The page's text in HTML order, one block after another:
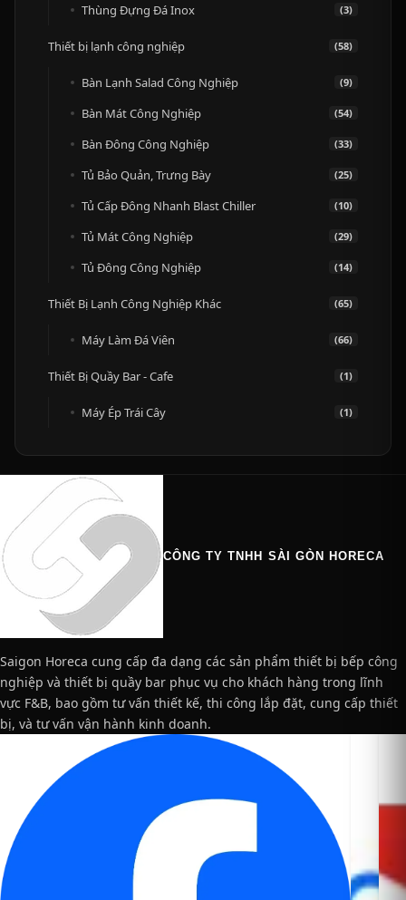
Thùng Đựng Đá Inox (3)
Thiết bị lạnh công nghiệp (58)
Bàn Lạnh Salad Công Nghiệp (9)
Bàn Mát Công Nghiệp (54)
Bàn Đông Công Nghiệp (33)
Tủ Bảo Quản, Trưng Bày (25)
Tủ Cấp Đông Nhanh Blast Chiller (10)
Tủ Mát Công Nghiệp (29)
Tủ Đông Công Nghiệp (14)
Thiết Bị Lạnh Công Nghiệp Khác (65)
Máy Làm Đá Viên (66)
Thiết Bị Quầy Bar - Cafe (1)
Máy Ép Trái Cây (1)
CÔNG TY TNHH SÀI GÒN HORECA
Saigon Horeca cung cấp đa dạng các sản phẩm thiết bị bếp công
nghiệp và thiết bị quầy bar phục vụ cho khách hàng trong lĩnh
vực F&B, bao gồm tư vấn thiết kế, thi công lắp đặt, cung cấp thiết
bị, và tư vấn vận hành kinh doanh.